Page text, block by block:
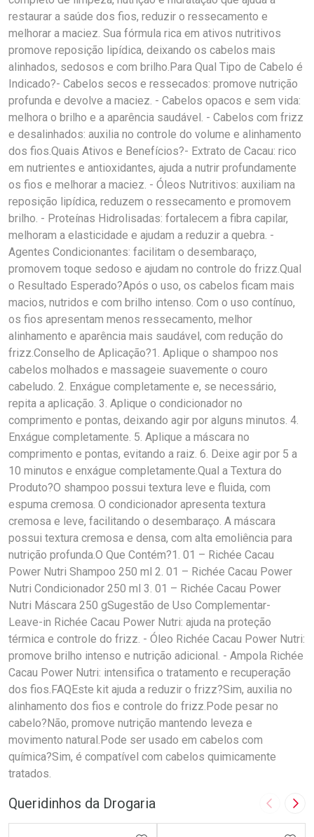
restaurar a saúde dos fios, reduzir o ressecamento e
melhorar a maciez. Sua fórmula rica em ativos nutritivos
promove reposição lipídica, deixando os cabelos mais
alinhados, sedosos e com brilho.Para Qual Tipo de Cabelo é
Indicado?- Cabelos secos e ressecados: promove nutrição
profunda e devolve a maciez. - Cabelos opacos e sem vida:
melhora o brilho e a aparência saudável. - Cabelos com frizz
e desalinhados: auxilia no controle do volume e alinhamento
dos fios.Quais Ativos e Benefícios?- Extrato de Cacau: rico
em nutrientes e antioxidantes, ajuda a nutrir profundamente
os fios e melhorar a maciez. - Óleos Nutritivos: auxiliam na
reposição lipídica, reduzem o ressecamento e promovem
brilho. - Proteínas Hidrolisadas: fortalecem a fibra capilar,
melhoram a elasticidade e ajudam a reduzir a quebra. -
Agentes Condicionantes: facilitam o desembaraço,
promovem toque sedoso e ajudam no controle do frizz.Qual
o Resultado Esperado?Após o uso, os cabelos ficam mais
macios, nutridos e com brilho intenso. Com o uso contínuo,
os fios apresentam menos ressecamento, melhor
alinhamento e aparência mais saudável, com redução do
frizz.Conselho de Aplicação?1. Aplique o shampoo nos
cabelos molhados e massageie suavemente o couro
cabeludo. 2. Enxágue completamente e, se necessário,
repita a aplicação. 3. Aplique o condicionador no
comprimento e pontas, deixando agir por alguns minutos. 4.
Enxágue completamente. 5. Aplique a máscara no
comprimento e pontas, evitando a raiz. 6. Deixe agir por 5 a
10 minutos e enxágue completamente.Qual a Textura do
Produto?O shampoo possui textura leve e fluida, com
espuma cremosa. O condicionador apresenta textura
cremosa e leve, facilitando o desembaraço. A máscara
possui textura cremosa e densa, com alta emoliência para
nutrição profunda.O Que Contém?1. 01 – Richée Cacau
Power Nutri Shampoo 250 ml 2. 01 – Richée Cacau Power
Nutri Condicionador 250 ml 3. 01 – Richée Cacau Power
Nutri Máscara 250 gSugestão de Uso Complementar-
Leave-in Richée Cacau Power Nutri: ajuda na proteção
térmica e controle do frizz. - Óleo Richée Cacau Power Nutri:
promove brilho intenso e nutrição adicional. - Ampola Richée
Cacau Power Nutri: intensifica o tratamento e recuperação
dos fios.FAQEste kit ajuda a reduzir o frizz?Sim, auxilia no
alinhamento dos fios e controle do frizz.Pode pesar no
cabelo?Não, promove nutrição mantendo leveza e
movimento natural.Pode ser usado em cabelos com
química?Sim, é compatível com cabelos quimicamente
tratados.
Queridinhos da Drogaria Imagem